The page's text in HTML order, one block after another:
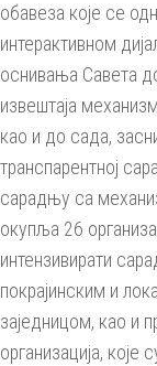
обавеза које се
интерактивном
оснивања Савета
извештаја
као и до сада,
транспарентној
сарадњу са
окупља 26
интензивирати
покрајинским и
заједницом, као и
организација,